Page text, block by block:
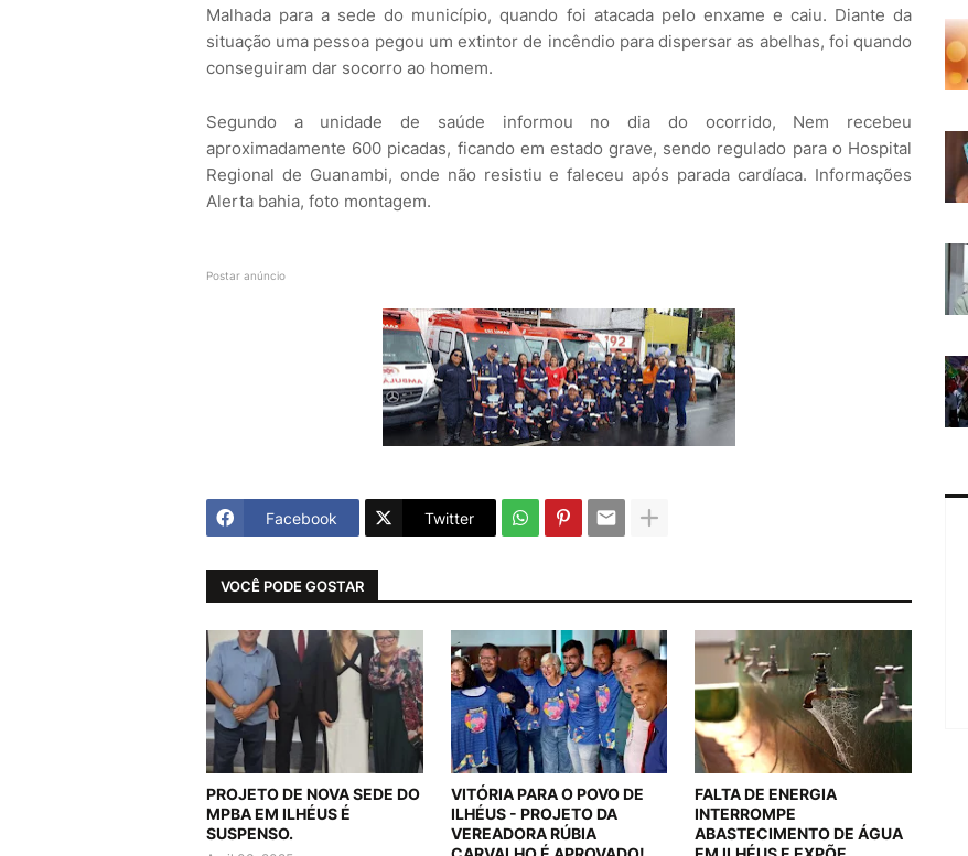
Malhada para a sede do município, quando foi atacada pelo enxame e caiu. Diante da
situação uma pessoa pegou um extintor de incêndio para dispersar as abelhas, foi quando
conseguiram dar socorro ao homem.
Segundo a unidade de saúde informou no dia do ocorrido, Nem recebeu
aproximadamente 600 picadas, ficando em estado grave, sendo regulado para o Hospital
Regional de Guanambi, onde não resistiu e faleceu após parada cardíaca. Informações
Alerta bahia, foto montagem.
Postar anúncio
Facebook Twitter
VOCÊ PODE GOSTAR
PROJETO DE NOVA SEDE DO
MPBA EM ILHÉUS É
SUSPENSO.
VITÓRIA PARA O POVO DE
ILHÉUS - PROJETO DA
VEREADORA RÚBIA
FALTA DE ENERGIA
INTERROMPE
ABASTECIMENTO DE ÁGUA